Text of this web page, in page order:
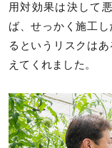
用対効果は決して
ば、せっかく施工
るというリスクは
えてくれました。